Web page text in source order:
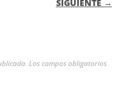
SIGUIENTE →
Los campos obligatorios